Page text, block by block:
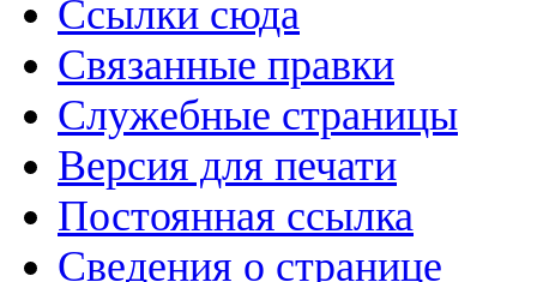
Ссылки сюда
Связанные правки
Служебные страницы
Версия для печати
Постоянная ссылка
Сведения о странице